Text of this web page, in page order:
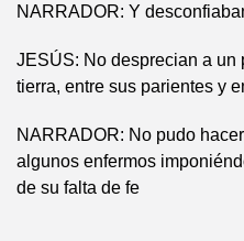
NARRADOR: Y
JESÚS: No desprecian a un
tierra, entre sus parientes y
NARRADOR: No pudo
algunos enfermos
de su falta de fe